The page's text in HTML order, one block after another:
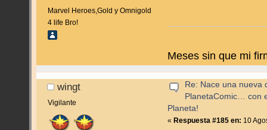
Marvel Heroes,Gold y Omnigold
4 life Bro!
Meses sin que mi
wingt
Vigilante
Re: Nace una nueva
PlanetaComic… con
Planeta!
« Respuesta #185 en: 10